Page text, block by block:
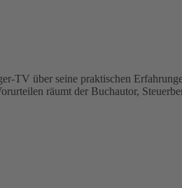
TV über seine praktischen
räumt der Buchautor,